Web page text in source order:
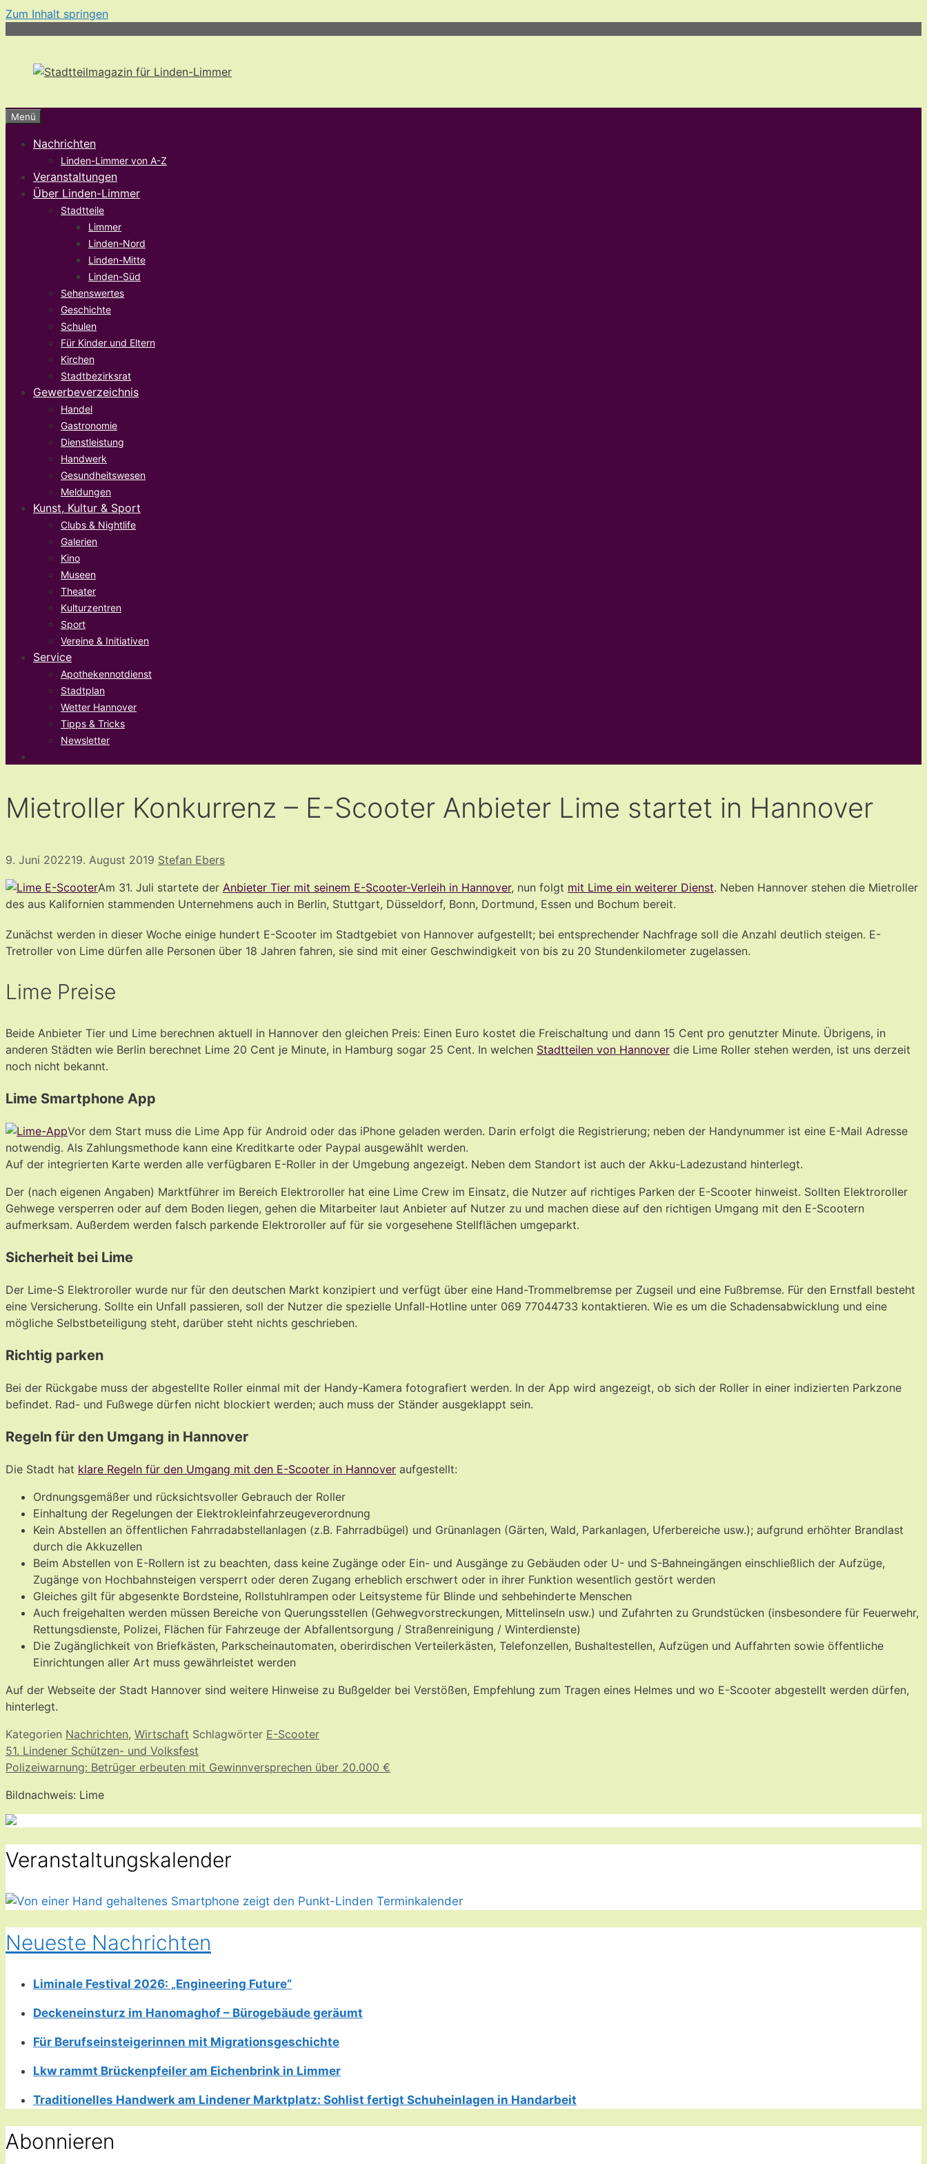
Zum Inhalt springen
Menü
Nachrichten
Linden-Limmer von A-Z
Veranstaltungen
Über Linden-Limmer
Stadtteile
Limmer
Linden-Nord
Linden-Mitte
Linden-Süd
Sehenswertes
Geschichte
Schulen
Für Kinder und Eltern
Kirchen
Stadtbezirksrat
Gewerbeverzeichnis
Handel
Gastronomie
Dienstleistung
Handwerk
Gesundheitswesen
Meldungen
Kunst, Kultur & Sport
Clubs & Nightlife
Galerien
Kino
Museen
Theater
Kulturzentren
Sport
Vereine & Initiativen
Service
Apothekennotdienst
Stadtplan
Wetter Hannover
Tipps & Tricks
Newsletter
Mietroller Konkurrenz – E-Scooter Anbieter Lime startet in Hannover
9. Juni 202219. August 2019 Stefan Ebers
Am 31. Juli startete der Anbieter Tier mit seinem E-Scooter-Verleih in Hannover, nun folgt mit Lime ein weiterer Dienst. Neben Hannover stehen die Mietroller
des aus Kalifornien stammenden Unternehmens auch in Berlin, Stuttgart, Düsseldorf, Bonn, Dortmund, Essen und Bochum bereit.
Zunächst werden in dieser Woche einige hundert E-Scooter im Stadtgebiet von Hannover aufgestellt; bei entsprechender Nachfrage soll die Anzahl deutlich steigen. E-
Tretroller von Lime dürfen alle Personen über 18 Jahren fahren, sie sind mit einer Geschwindigkeit von bis zu 20 Stundenkilometer zugelassen.
Lime Preise
Beide Anbieter Tier und Lime berechnen aktuell in Hannover den gleichen Preis: Einen Euro kostet die Freischaltung und dann 15 Cent pro genutzter Minute. Übrigens, in
anderen Städten wie Berlin berechnet Lime 20 Cent je Minute, in Hamburg sogar 25 Cent. In welchen Stadtteilen von Hannover die Lime Roller stehen werden, ist uns derzeit
noch nicht bekannt.
Lime Smartphone App
Vor dem Start muss die Lime App für Android oder das iPhone geladen werden. Darin erfolgt die Registrierung; neben der Handynummer ist eine E-Mail Adresse
notwendig. Als Zahlungsmethode kann eine Kreditkarte oder Paypal ausgewählt werden.
Auf der integrierten Karte werden alle verfügbaren E-Roller in der Umgebung angezeigt. Neben dem Standort ist auch der Akku-Ladezustand hinterlegt.
Der (nach eigenen Angaben) Marktführer im Bereich Elektroroller hat eine Lime Crew im Einsatz, die Nutzer auf richtiges Parken der E-Scooter hinweist. Sollten Elektroroller
Gehwege versperren oder auf dem Boden liegen, gehen die Mitarbeiter laut Anbieter auf Nutzer zu und machen diese auf den richtigen Umgang mit den E-Scootern
aufmerksam. Außerdem werden falsch parkende Elektroroller auf für sie vorgesehene Stellflächen umgeparkt.
Sicherheit bei Lime
Der Lime-S Elektroroller wurde nur für den deutschen Markt konzipiert und verfügt über eine Hand-Trommelbremse per Zugseil und eine Fußbremse. Für den Ernstfall besteht
eine Versicherung. Sollte ein Unfall passieren, soll der Nutzer die spezielle Unfall-Hotline unter 069 77044733 kontaktieren. Wie es um die Schadensabwicklung und eine
mögliche Selbstbeteiligung steht, darüber steht nichts geschrieben.
Richtig parken
Bei der Rückgabe muss der abgestellte Roller einmal mit der Handy-Kamera fotografiert werden. In der App wird angezeigt, ob sich der Roller in einer indizierten Parkzone
befindet. Rad- und Fußwege dürfen nicht blockiert werden; auch muss der Ständer ausgeklappt sein.
Regeln für den Umgang in Hannover
Die Stadt hat klare Regeln für den Umgang mit den E-Scooter in Hannover aufgestellt:
Ordnungsgemäßer und rücksichtsvoller Gebrauch der Roller
Einhaltung der Regelungen der Elektrokleinfahrzeugeverordnung
Kein Abstellen an öffentlichen Fahrradabstellanlagen (z.B. Fahrradbügel) und Grünanlagen (Gärten, Wald, Parkanlagen, Uferbereiche usw.); aufgrund erhöhter Brandlast
durch die Akkuzellen
Beim Abstellen von E-Rollern ist zu beachten, dass keine Zugänge oder Ein- und Ausgänge zu Gebäuden oder U- und S-Bahneingängen einschließlich der Aufzüge,
Zugänge von Hochbahnsteigen versperrt oder deren Zugang erheblich erschwert oder in ihrer Funktion wesentlich gestört werden
Gleiches gilt für abgesenkte Bordsteine, Rollstuhlrampen oder Leitsysteme für Blinde und sehbehinderte Menschen
Auch freigehalten werden müssen Bereiche von Querungsstellen (Gehwegvorstreckungen, Mittelinseln usw.) und Zufahrten zu Grundstücken (insbesondere für Feuerwehr,
Rettungsdienste, Polizei, Flächen für Fahrzeuge der Abfallentsorgung / Straßenreinigung / Winterdienste)
Die Zugänglichkeit von Briefkästen, Parkscheinautomaten, oberirdischen Verteilerkästen, Telefonzellen, Bushaltestellen, Aufzügen und Auffahrten sowie öffentliche
Einrichtungen aller Art muss gewährleistet werden
Auf der Webseite der Stadt Hannover sind weitere Hinweise zu Bußgelder bei Verstößen, Empfehlung zum Tragen eines Helmes und wo E-Scooter abgestellt werden dürfen,
hinterlegt.
Kategorien Nachrichten, Wirtschaft Schlagwörter E-Scooter
51. Lindener Schützen- und Volksfest
Polizeiwarnung: Betrüger erbeuten mit Gewinnversprechen über 20.000 €
Bildnachweis: Lime
Veranstaltungskalender
Neueste Nachrichten
Liminale Festival 2026: „Engineering Future“
Deckeneinsturz im Hanomaghof – Bürogebäude geräumt
Für Berufseinsteigerinnen mit Migrationsgeschichte
Lkw rammt Brückenpfeiler am Eichenbrink in Limmer
Traditionelles Handwerk am Lindener Marktplatz: Sohlist fertigt Schuheinlagen in Handarbeit
Abonnieren